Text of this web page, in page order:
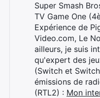
Super Smash
TV Game One
Expérience de
Video.com, Le
ailleurs, je suis
qu'expert des
(Switch et
émissions de
(RTL2) : Mon